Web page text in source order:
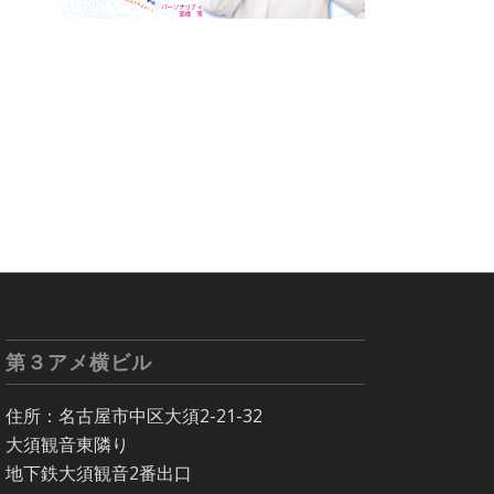
第３アメ横ビル
住所：名古屋市中区大須2-21-32
大須観音東隣り
地下鉄大須観音2番出口